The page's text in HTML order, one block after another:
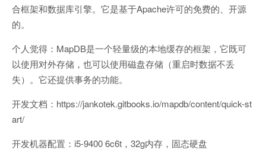
合框架和数据库引擎。它是基于Apache许可的免费的、开源
的。
个人觉得：MapDB是一个轻量级的本地缓存的框架，它既可
以使用对外存储，也可以使用磁盘存储（重启时数据不丢
失）。它还提供事务的功能。
开发文档：https://jankotek.gitbooks.io/mapdb/content/quick-st
art/
开发机器配置：i5-9400 6c6t，32g内存，固态硬盘